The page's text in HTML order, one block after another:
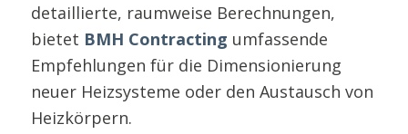
detaillierte, raumweise Berechnungen,
bietet BMH Contracting umfassende
Empfehlungen für die Dimensionierung
neuer Heizsysteme oder den Austausch von
Heizkörpern.